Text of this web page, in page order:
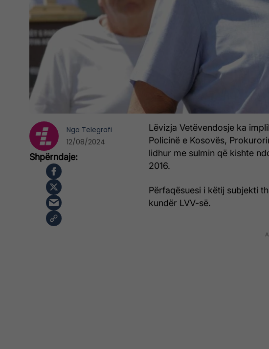
Lëvizja Vetëvendosje ka
Policinë e Kosovës,
lidhur me sulmin që kishte
2016.
Përfaqësuesi i këtij subjekti
kundër LVV-së.
Nga Telegrafi
12/08/2024